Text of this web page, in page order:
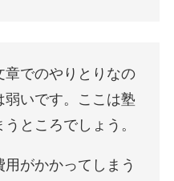
章でのやりとりなの
いです。ここは塾
ところでしょう。
がかかってしまう